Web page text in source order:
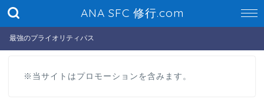
ANA SFC 修行.com
最強のプライオリティパス
※当サイトはプロモーションを含みます。